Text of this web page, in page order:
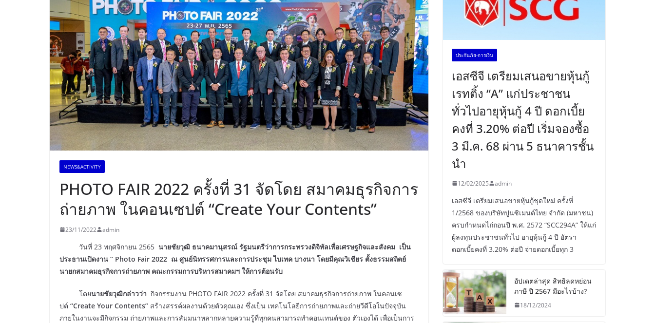
NEWS&ACTIVITY
PHOTO FAIR 2022 ครั้งที่ 31 จัดโดย สมาคมธุรกิจการ
ถ่ายภาพ ในคอนเซปต์ “Create Your Contents”
23/11/2022 admin
วันที่ 23 พฤศจิกายน 2565 นายชัยวุฒิ ธนาคมานุสรณ์ รัฐมนตรีว่าการกระทรวงดิจิทัลเพื่อเศรษฐกิจและสังคม เป็น
ประธานเปิดงาน “ Photo Fair 2022 ณ ศูนย์นิทรรศการและการประชุม ไบเทค บางนา โดยมีคุณวิเชียร ตั้งธรรมสถิตย์
นายกสมาคมธุรกิจการถ่ายภาพ คณะกรรมการบริหารสมาคมฯ ให้การต้อนรับ
โดยนายชัยวุฒิกล่าวว่า กิจกรรมงาน PHOTO FAIR 2022 ครั้งที่ 31 จัดโดย สมาคมธุรกิจการถ่ายภาพ ในคอนเซ
ปต์ “Create Your Contents” สร้างสรรค์ผลงานด้วยตัวคุณเอง ซึ่งเป็น เทคโนโลยีการถ่ายภาพและถ่ายวีดีโอในปัจจุบัน
ภายในงานจะมีกิจกรรม ถ่ายภาพและการสัมมนาหลากหลายความรู้ที่ทุกคนสามารถทำคอนเทนต์ของ ตัวเองได้ เพื่อเป็นการ
ประกันภัย-การเงิน
เอสซีจี เตรียมเสนอขายหุ้นกู้
เรทติ้ง “A” แก่ประชาชน
ทั่วไปอายุหุ้นกู้ 4 ปี ดอกเบี้ย
คงที่ 3.20% ต่อปี เริ่มจองซื้อ
3 มี.ค. 68 ผ่าน 5 ธนาคารชั้น
นำ
12/02/2025 admin
เอสซีจี เตรียมเสนอขายหุ้นกู้ชุดใหม่ ครั้งที่
1/2568 ของบริษัทปูนซิเมนต์ไทย จำกัด (มหาชน)
ครบกำหนดไถ่ถอนปี พ.ศ. 2572 “SCC294A” ให้แก่
ผู้ลงทุนประชาชนทั่วไป อายุหุ้นกู้ 4 ปี อัตรา
ดอกเบี้ยคงที่ 3.20% ต่อปี จ่ายดอกเบี้ยทุก 3
อัปเดตล่าสุด สิทธิลดหย่อน
ภาษี ปี 2567 มีอะไรบ้าง?
18/12/2024